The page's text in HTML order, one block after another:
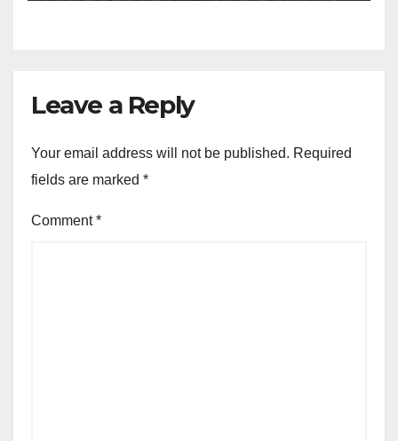
Leave a Reply
Your email address will not be published. Required
fields are marked *
Comment*